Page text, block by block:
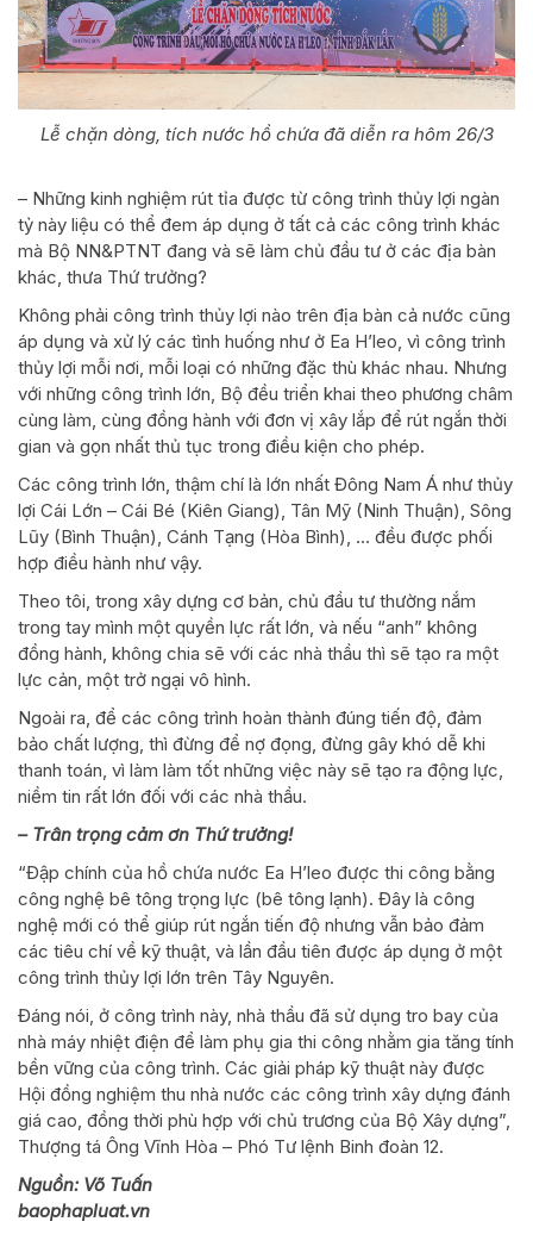
Lễ chặn dòng, tích nước hồ chứa đã diễn ra hôm 26/3
– Những kinh nghiệm rút tỉa được từ công trình thủy lợi ngàn
tỷ này liệu có thể đem áp dụng ở tất cả các công trình khác
mà Bộ NN&PTNT đang và sẽ làm chủ đầu tư ở các địa bàn
khác, thưa Thứ trưởng?
Không phải công trình thủy lợi nào trên địa bàn cả nước cũng
áp dụng và xử lý các tình huống như ở Ea H’leo, vì công trình
thủy lợi mỗi nơi, mỗi loại có những đặc thù khác nhau. Nhưng
với những công trình lớn, Bộ đều triển khai theo phương châm
cùng làm, cùng đồng hành với đơn vị xây lắp để rút ngắn thời
gian và gọn nhất thủ tục trong điều kiện cho phép.
Các công trình lớn, thậm chí là lớn nhất Đông Nam Á như thủy
lợi Cái Lớn – Cái Bé (Kiên Giang), Tân Mỹ (Ninh Thuận), Sông
Lũy (Bình Thuận), Cánh Tạng (Hòa Bình), … đều được phối
hợp điều hành như vậy.
Theo tôi, trong xây dựng cơ bản, chủ đầu tư thường nắm
trong tay mình một quyền lực rất lớn, và nếu “anh” không
đồng hành, không chia sẽ với các nhà thầu thì sẽ tạo ra một
lực cản, một trở ngại vô hình.
Ngoài ra, để các công trình hoàn thành đúng tiến độ, đảm
bảo chất lượng, thì đừng để nợ đọng, đừng gây khó dễ khi
thanh toán, vì làm làm tốt những việc này sẽ tạo ra động lực,
niềm tin rất lớn đối với các nhà thầu.
– Trân trọng cảm ơn Thứ trưởng!
“Đập chính của hồ chứa nước Ea H’leo được thi công bằng
công nghệ bê tông trọng lực (bê tông lạnh). Đây là công
nghệ mới có thể giúp rút ngắn tiến độ nhưng vẫn bảo đảm
các tiêu chí về kỹ thuật, và lần đầu tiên được áp dụng ở một
công trình thủy lợi lớn trên Tây Nguyên.
Đáng nói, ở công trình này, nhà thầu đã sử dụng tro bay của
nhà máy nhiệt điện để làm phụ gia thi công nhằm gia tăng tính
bền vững của công trình. Các giải pháp kỹ thuật này được
Hội đồng nghiệm thu nhà nước các công trình xây dựng đánh
giá cao, đồng thời phù hợp với chủ trương của Bộ Xây dựng”,
Thượng tá Ông Vĩnh Hòa – Phó Tư lệnh Binh đoàn 12.
Nguồn: Võ Tuấn
baophapluat.vn